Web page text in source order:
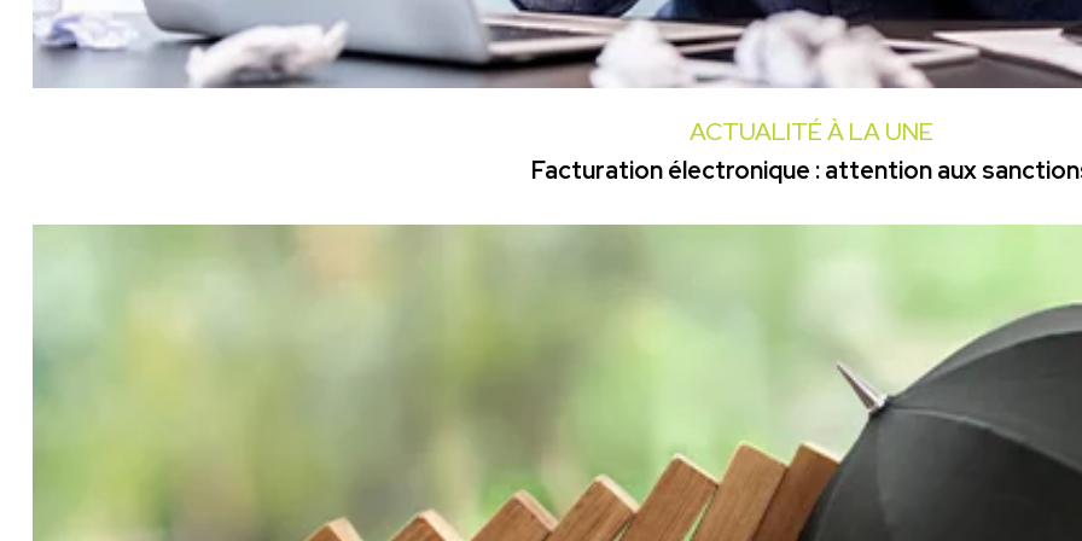
ACTUALITÉ À LA UNE
Facturation électronique : attention aux